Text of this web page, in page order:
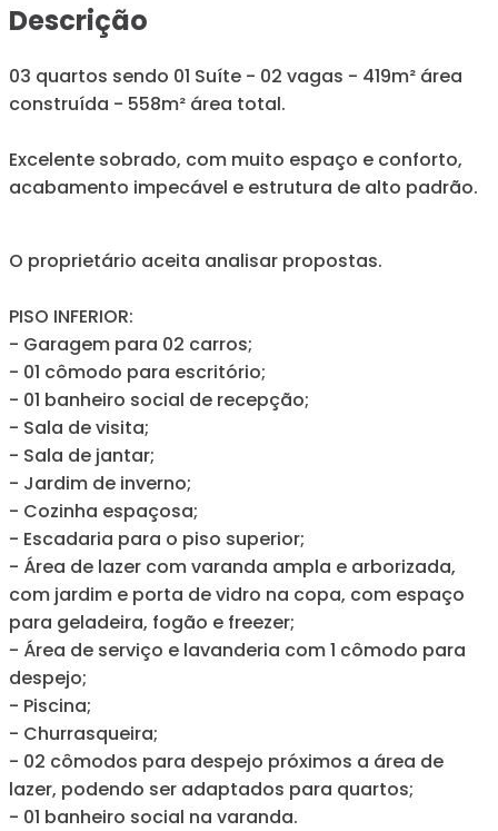
Descrição
03 quartos sendo 01 Suíte - 02 vagas - 419m² área
construída - 558m² área total.
Excelente sobrado, com muito espaço e conforto,
acabamento impecável e estrutura de alto padrão.
O proprietário aceita analisar propostas.
PISO INFERIOR:
- Garagem para 02 carros;
- 01 cômodo para escritório;
- 01 banheiro social de recepção;
- Sala de visita;
- Sala de jantar;
- Jardim de inverno;
- Cozinha espaçosa;
- Escadaria para o piso superior;
- Área de lazer com varanda ampla e arborizada,
com jardim e porta de vidro na copa, com espaço
para geladeira, fogão e freezer;
- Área de serviço e lavanderia com 1 cômodo para
despejo;
- Piscina;
- Churrasqueira;
- 02 cômodos para despejo próximos a área de
lazer, podendo ser adaptados para quartos;
- 01 banheiro social na varanda.